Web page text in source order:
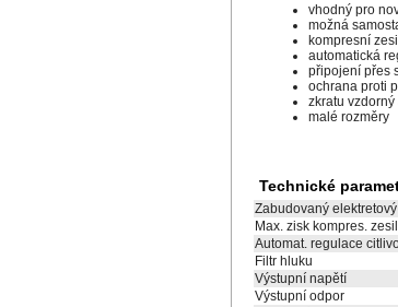
vhodný pro
možná
kompresní
automatická
připojení přes
ochrana proti
zkratu
malé rozměry
Technické
Zabudovaný
Max. zisk kompres.
Automat. regulace
Filtr hluku
Výstupní napětí
Výstupní odpor